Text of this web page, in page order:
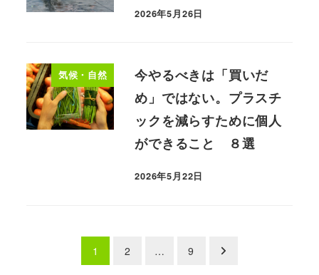
2026年5月26日
気候・自然
今やるべきは「買いだ
め」ではない。プラスチ
ックを減らすために個人
ができること ８選
2026年5月22日
1 2 … 9